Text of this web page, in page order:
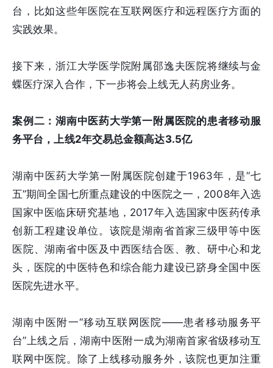
台，比如这些年医院在互联网医疗和远程医疗方面的
实践效果。
接下来，浙江大学医学院附属邵逸夫医院将继续与金
蝶医疗深入合作，下一步将会上线无人药房业务。
案例二：湖南中医药大学第一附属医院的患者移动服
务平台，上线2年交易总金额高达3.5亿
湖南中医药大学第一附属医院创建于1963年，是“七
五”期间全国七所重点建设的中医院之一，2008年入选
国家中医临床研究基地，2017年入选国家中医药传承
创新工程建设单位。该院是湖南省首家三级甲等中医
医院、湖南省中医及中西医结合医、教、研中心和龙
头，医院的中医特色和综合能力建设已跻身全国中医
医院先进水平。
湖南中医附一“移动互联网医院——患者移动服务平
台”上线之后，湖南中医附一成为湖南首家省级移动互
联网中医院。除了上线移动服务外，该院也更加注重